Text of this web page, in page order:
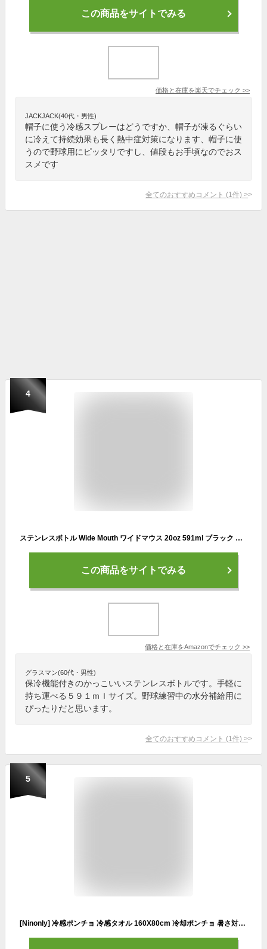
この商品をサイトでみる
価格と在庫を楽天でチェック >>
JACKJACK(40代・男性)
帽子に使う冷感スプレーはどうですか、帽子が凍るぐらい
に冷えて持続効果も長く熱中症対策になります、帽子に使
うので野球用にピッタリですし、値段もお手頃なのでおス
スメです
全てのおすすめコメント (1 件) >
4
ステンレスボトル Wide Mouth ワイドマウス 20oz 591ml ブラック 保温 保冷 水筒 (日本正規品)
この商品をサイトでみる
価格と在庫をAmazonでチェック >>
グラスマン(60代・男性)
保冷機能付きのかっこいいステンレスボトルです。手軽に
持ち運べる５９１ｍｌサイズ。野球練習中の水分補給用に
ぴったりだと思います。
全てのおすすめコメント (1 件) >
5
[Ninonly] 冷感ポンチョ 冷感タオル 160X80cm 冷却ポンチョ 暑さ対策グッズ 熱中症-対策グッズ フード付きタオル スポーツ 日除けグッズ 紫外線防止カーディガン 通勤/アウトドア UV対策 洗濯OK 部活暑さ対策